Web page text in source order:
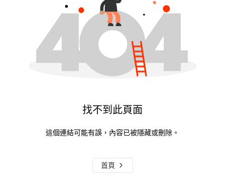
找不到此頁面
這個連結可能有誤，內容已被隱藏或刪除。
首頁